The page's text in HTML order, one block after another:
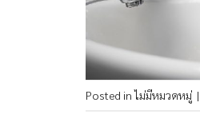
Posted inไม่มีหมวดหมู่ |